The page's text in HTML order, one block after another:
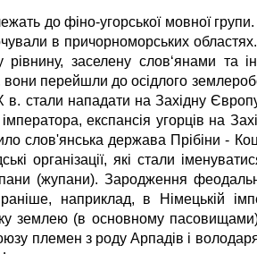
до фіно-угорської мовної
в причорноморських областях.
рівнину, заселену слов‘янами та
перейшли до осідлого
в. стали нападати на Західну
імператора, експансія угорців на
слов'янська держава Прібіни -
організації, які стали
(жупани). Зародження
наприклад, в Німецькій
землею (в основному
племен з роду Арпадів і